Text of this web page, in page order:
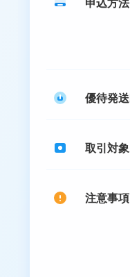
申込方法
優待発
取引対象
注意事項